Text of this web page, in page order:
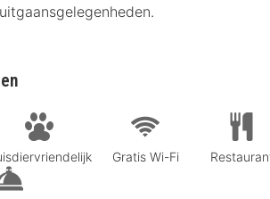
Gratis Wi-Fi